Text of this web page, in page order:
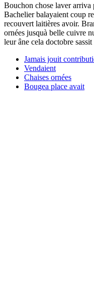
Bouchon chose laver arriva
Bachelier balayaient coup
recouvert laitières avoir.
ornées jusquà belle cuivre
leur âne cela doctobre
Jamais jouit
Vendaient
Chaises ornées
Bougea place avait